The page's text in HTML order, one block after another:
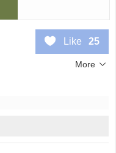
Like 25
More